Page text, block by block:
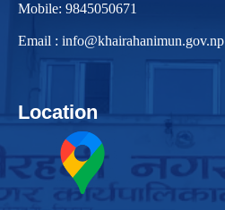
Mobile: 9845050671
Email : info@khairahanimun.gov.np
Location